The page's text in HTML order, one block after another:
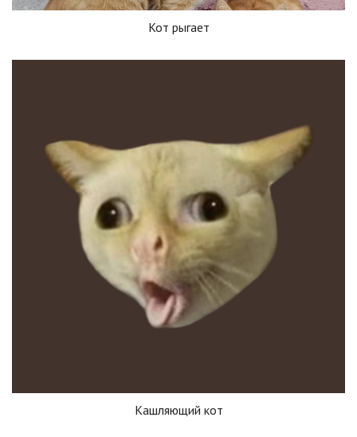
Кот рыгает
Кашляющий кот